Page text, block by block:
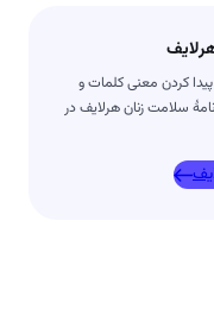
کردن معنی کلمات و
سلامت زنان هرلایف در